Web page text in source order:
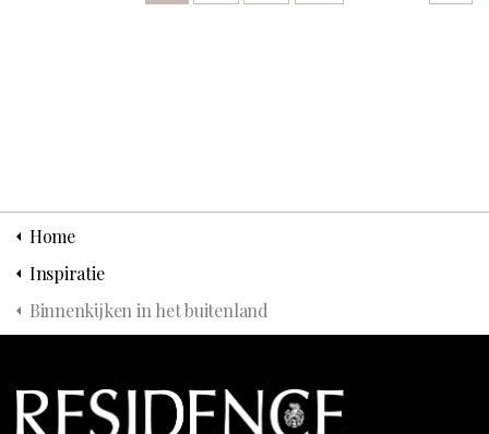
Home
Inspiratie
Binnenkijken in het buitenland